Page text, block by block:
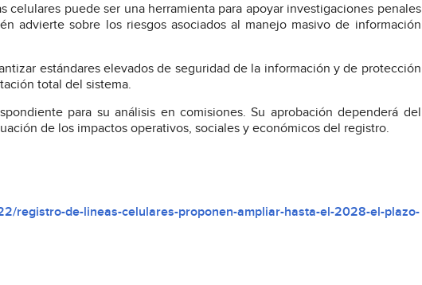
puede ser una herramienta para apoyar investigaciones penales
advierte sobre los riesgos asociados al manejo masivo de información
estándares elevados de seguridad de la información y de protección
total del sistema.
para su análisis en comisiones. Su aprobación dependerá del
de los impactos operativos, sociales y económicos del registro.
registro-de-lineas-celulares-proponen-ampliar-hasta-el-2028-el-plazo-